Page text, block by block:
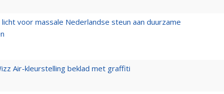
voor massale Nederlandse steun aan duurzame
Air-kleurstelling beklad met graffiti